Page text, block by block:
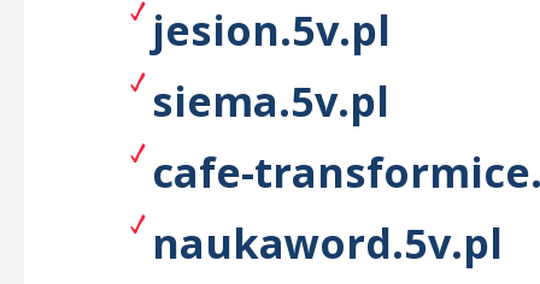
jesion.5v.pl
siema.5v.pl
cafe-
naukaword.5v.pl